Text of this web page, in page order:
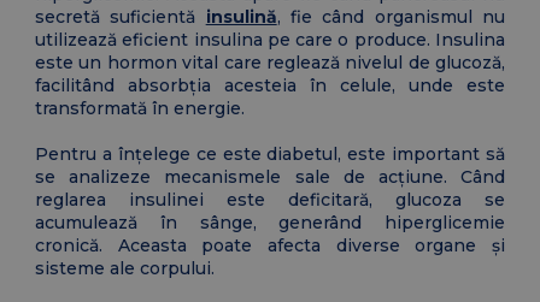
secretă suficientă insulină, fie când organismul nu
utilizează eficient insulina pe care o produce. Insulina
este un hormon vital care reglează nivelul de glucoză,
facilitând absorbția acesteia în celule, unde este
transformată în energie.
Pentru a înțelege ce este diabetul, este important să
se analizeze mecanismele sale de acțiune. Când
reglarea insulinei este deficitară, glucoza se
acumulează în sânge, generând hiperglicemie
cronică. Aceasta poate afecta diverse organe și
sisteme ale corpului.